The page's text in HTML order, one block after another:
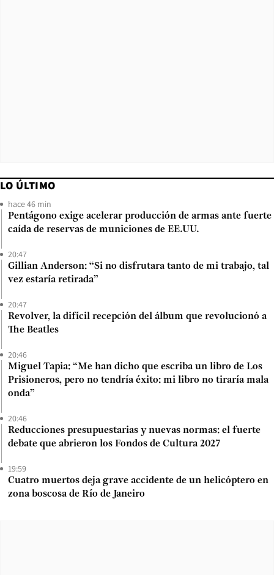
LO ÚLTIMO
hace 46 min
Pentágono exige acelerar producción de armas ante fuerte
caída de reservas de municiones de EE.UU.
20:47
Gillian Anderson: “Si no disfrutara tanto de mi trabajo, tal
vez estaría retirada”
20:47
Revolver, la difícil recepción del álbum que revolucionó a
The Beatles
20:46
Miguel Tapia: “Me han dicho que escriba un libro de Los
Prisioneros, pero no tendría éxito: mi libro no tiraría mala
onda”
20:46
Reducciones presupuestarias y nuevas normas: el fuerte
debate que abrieron los Fondos de Cultura 2027
19:59
Cuatro muertos deja grave accidente de un helicóptero en
zona boscosa de Río de Janeiro